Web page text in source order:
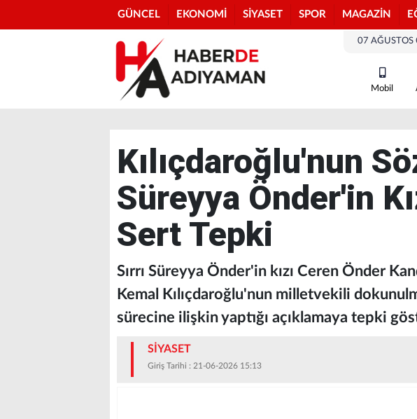
GÜNCEL EKONOMİ SİYASET SPOR MAGAZİN
07 AĞUSTOS
Mobil
Kılıçdaroğlu'nun
Süreyya Önder'in
Sert Tepki
Sırrı Süreyya Önder'in kızı Ceren Önder
Kemal Kılıçdaroğlu'nun milletvekili
sürecine ilişkin yaptığı açıklamaya tepki
SİYASET
Giriş Tarihi : 21-06-2026 15:13